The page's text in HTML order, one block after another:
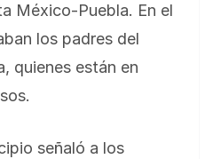
México-Puebla. En el
los padres del
quienes están en
señaló a los